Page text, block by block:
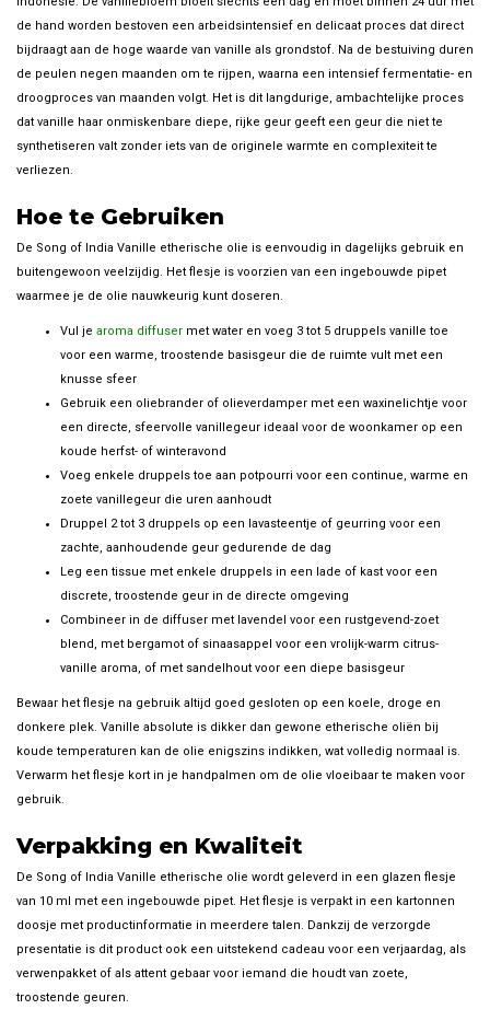
de hand worden bestoven een arbeidsintensief en delicaat proces dat direct
bijdraagt aan de hoge waarde van vanille als grondstof. Na de bestuiving duren
de peulen negen maanden om te rijpen, waarna een intensief fermentatie- en
droogproces van maanden volgt. Het is dit langdurige, ambachtelijke proces
dat vanille haar onmiskenbare diepe, rijke geur geeft een geur die niet te
synthetiseren valt zonder iets van de originele warmte en complexiteit te
verliezen.
Hoe te Gebruiken
De Song of India Vanille etherische olie is eenvoudig in dagelijks gebruik en
buitengewoon veelzijdig. Het flesje is voorzien van een ingebouwde pipet
waarmee je de olie nauwkeurig kunt doseren.
Vul je aroma diffuser met water en voeg 3 tot 5 druppels vanille toe
voor een warme, troostende basisgeur die de ruimte vult met een
knusse sfeer
Gebruik een oliebrander of olieverdamper met een waxinelichtje voor
een directe, sfeervolle vanillegeur ideaal voor de woonkamer op een
koude herfst- of winteravond
Voeg enkele druppels toe aan potpourri voor een continue, warme en
zoete vanillegeur die uren aanhoudt
Druppel 2 tot 3 druppels op een lavasteentje of geurring voor een
zachte, aanhoudende geur gedurende de dag
Leg een tissue met enkele druppels in een lade of kast voor een
discrete, troostende geur in de directe omgeving
Combineer in de diffuser met lavendel voor een rustgevend-zoet
blend, met bergamot of sinaasappel voor een vrolijk-warm citrus-
vanille aroma, of met sandelhout voor een diepe basisgeur
Bewaar het flesje na gebruik altijd goed gesloten op een koele, droge en
donkere plek. Vanille absolute is dikker dan gewone etherische oliën bij
koude temperaturen kan de olie enigszins indikken, wat volledig normaal is.
Verwarm het flesje kort in je handpalmen om de olie vloeibaar te maken voor
gebruik.
Verpakking en Kwaliteit
De Song of India Vanille etherische olie wordt geleverd in een glazen flesje
van 10 ml met een ingebouwde pipet. Het flesje is verpakt in een kartonnen
doosje met productinformatie in meerdere talen. Dankzij de verzorgde
presentatie is dit product ook een uitstekend cadeau voor een verjaardag, als
verwenpakket of als attent gebaar voor iemand die houdt van zoete,
troostende geuren.